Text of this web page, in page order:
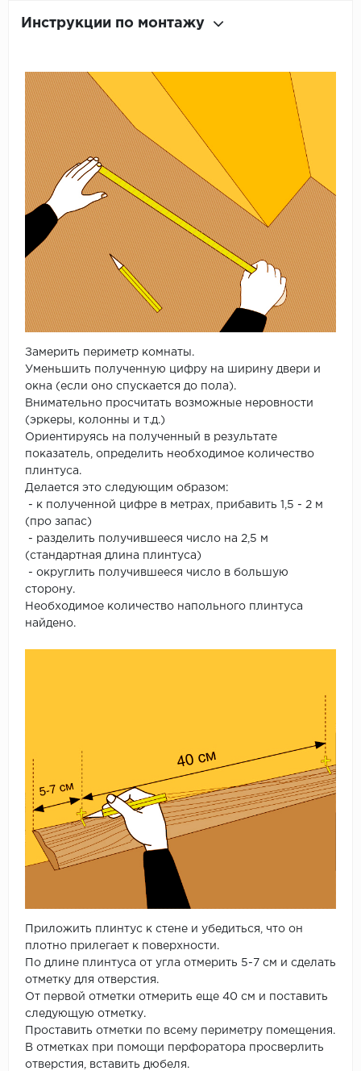
Инструкции по монтажу
Замерить периметр комнаты.
Уменьшить полученную цифру на ширину двери и
окна (если оно спускается до пола).
Внимательно просчитать возможные неровности
(эркеры, колонны и т.д.)
Ориентируясь на полученный в результате
показатель, определить необходимое количество
плинтуса.
Делается это следующим образом:
- к полученной цифре в метрах, прибавить 1,5 - 2 м
(про запас)
- разделить получившееся число на 2,5 м
(стандартная длина плинтуса)
- округлить получившееся число в большую
сторону.
Необходимое количество напольного плинтуса
найдено.
Приложить плинтус к стене и убедиться, что он
плотно прилегает к поверхности.
По длине плинтуса от угла отмерить 5-7 см и сделать
отметку для отверстия.
От первой отметки отмерить еще 40 см и поставить
следующую отметку.
Проставить отметки по всему периметру помещения.
В отметках при помощи перфоратора просверлить
отверстия, вставить дюбеля.